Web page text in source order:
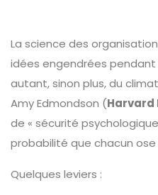
La science des
idées engendrées
autant, sinon plus, du
Amy Edmondson (Harvard
de « sécurité
probabilité que chacun
Quelques leviers :